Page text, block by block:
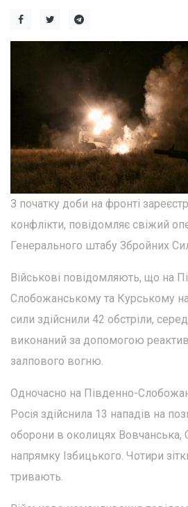
З початку доби на фронті
конфлікти, повідомляє свіжий
Генерального штабу Збройних
Військові повідомляють, що на
Слобожанському та Курському
сили здійснили 42 обстріли,
виконаний за допомогою
залпового вогню.
Одночасно на Південно-
Росія здійснила 13 нападів на
оборони в околицях Вовчанська,
напрямку Ізбицького. Чотири
тривають.